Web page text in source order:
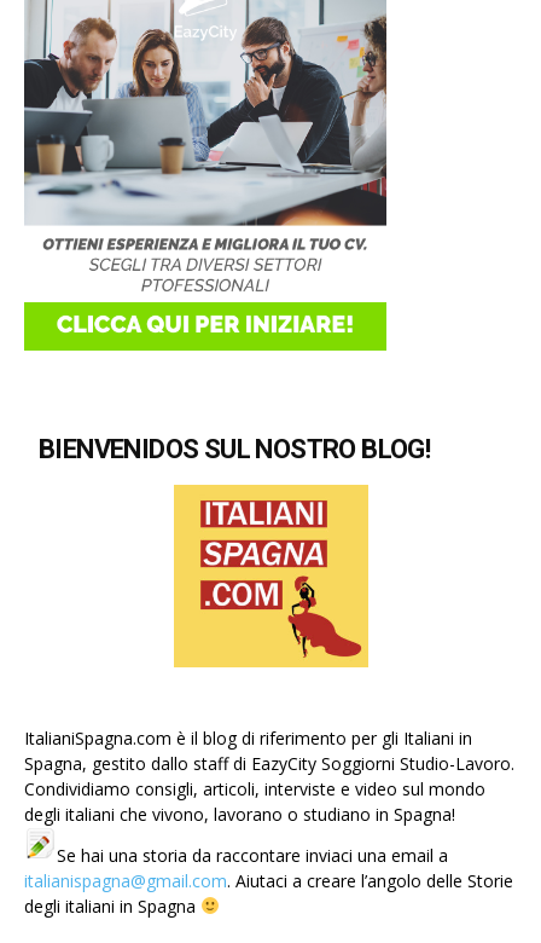
BIENVENIDOS SUL NOSTRO BLOG!
ItalianiSpagna.com è il blog di riferimento per gli Italiani in
Spagna, gestito dallo staff di EazyCity Soggiorni Studio-Lavoro.
Condividiamo consigli, articoli, interviste e video sul mondo
degli italiani che vivono, lavorano o studiano in Spagna!
Se hai una storia da raccontare inviaci una email a
italianispagna@gmail.com. Aiutaci a creare l’angolo delle Storie
degli italiani in Spagna